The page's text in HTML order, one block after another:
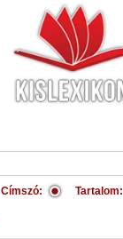
Címszó: Tartalom: